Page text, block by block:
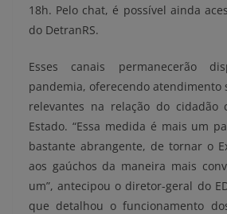
18h. Pelo chat, é possível ainda
do DetranRS.
Esses canais permanecerão
pandemia, oferecendo atendimento
relevantes na relação do cidadão
Estado. “Essa medida é mais um
bastante abrangente, de tornar o
aos gaúchos da maneira mais
um”, antecipou o diretor-geral do
que detalhou o funcionamento